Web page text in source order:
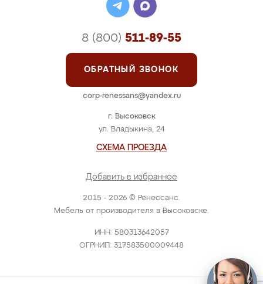
2015 - 2026 © Ренессанс.
Мебель от производителя в Высоковске.
ИНН: 580313642057
ОГРНИП: 317583500009448
г. Высоковск
ул. Владыкина, 24
СХЕМА ПРОЕЗДА
Добавить в избранное
8 (800) 511-89-55
ОБРАТНЫЙ ЗВОНОК
corp-renessans@yandex.ru